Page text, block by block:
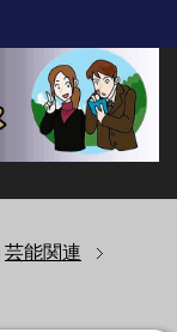
芸能関連